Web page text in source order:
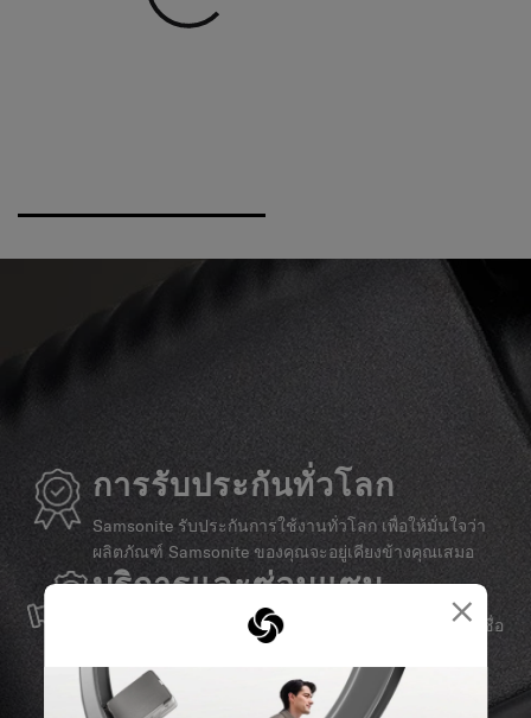
×
การรับประกันทั่วโลก
Samsonite รับประกันการใช้งานทั่วโลก เพื่อให้มั่นใจว่า
ผลิตภัณฑ์ Samsonite ของคุณจะอยู่เคียงข้างคุณเสมอ
บริการและซ่อมแซม
เราผลิตสินค้าด้วยวัสดุที่ดีที่สุด พร้อมบริการสนับสนุนที่เชื่อ
เกิดอะไรขึ้นก็ตาม